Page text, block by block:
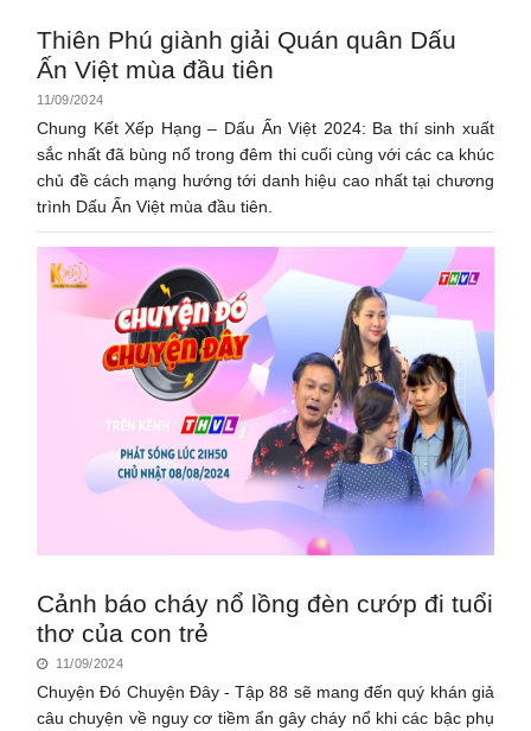
Thiên Phú giành giải Quán quân Dấu
Ấn Việt mùa đầu tiên
11/09/2024
Chung Kết Xếp Hạng – Dấu Ấn Việt 2024: Ba thí sinh xuất
sắc nhất đã bùng nổ trong đêm thi cuối cùng với các ca khúc
chủ đề cách mạng hướng tới danh hiệu cao nhất tại chương
trình Dấu Ấn Việt mùa đầu tiên.
Cảnh báo cháy nổ lồng đèn cướp đi tuổi
thơ của con trẻ
11/09/2024
Chuyện Đó Chuyện Đây - Tập 88 sẽ mang đến quý khán giả
câu chuyện về nguy cơ tiềm ẩn gây cháy nổ khi các bậc phụ